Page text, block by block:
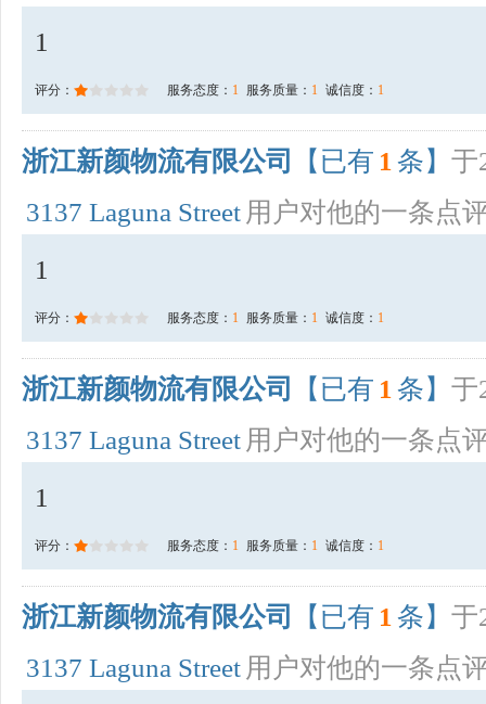
1
评分： 服务态度： 1 服务质量： 1 诚信度： 1
浙江新颜物流有限公司 【已有 1 条】 于
3137 Laguna Street 用户对他的一条点
1
评分： 服务态度： 1 服务质量： 1 诚信度： 1
浙江新颜物流有限公司 【已有 1 条】 于
3137 Laguna Street 用户对他的一条点
1
评分： 服务态度： 1 服务质量： 1 诚信度： 1
浙江新颜物流有限公司 【已有 1 条】 于
3137 Laguna Street 用户对他的一条点